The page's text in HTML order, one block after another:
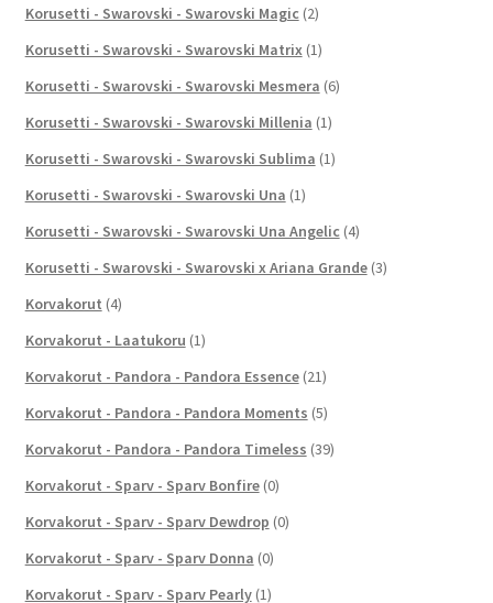
Korusetti - Swarovski - Swarovski Magic (2)
Korusetti - Swarovski - Swarovski Matrix (1)
Korusetti - Swarovski - Swarovski Mesmera (6)
Korusetti - Swarovski - Swarovski Millenia (1)
Korusetti - Swarovski - Swarovski Sublima (1)
Korusetti - Swarovski - Swarovski Una (1)
Korusetti - Swarovski - Swarovski Una Angelic (4)
Korusetti - Swarovski - Swarovski x Ariana Grande (3)
Korvakorut (4)
Korvakorut - Laatukoru (1)
Korvakorut - Pandora - Pandora Essence (21)
Korvakorut - Pandora - Pandora Moments (5)
Korvakorut - Pandora - Pandora Timeless (39)
Korvakorut - Sparv - Sparv Bonfire (0)
Korvakorut - Sparv - Sparv Dewdrop (0)
Korvakorut - Sparv - Sparv Donna (0)
Korvakorut - Sparv - Sparv Pearly (1)